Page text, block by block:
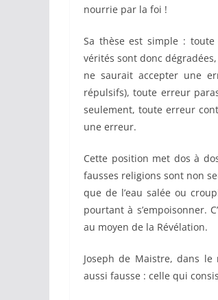
nourrie par la foi !
Sa thèse est simple :
vérités sont donc
ne saurait accepter une
répulsifs), toute erreur
seulement, toute erreur
une erreur.
Cette position met dos à
fausses religions sont non
que de l’eau salée ou
pourtant à s’empoisonner.
au moyen de la Révélation.
Joseph de Maistre, dans
aussi fausse : celle qui